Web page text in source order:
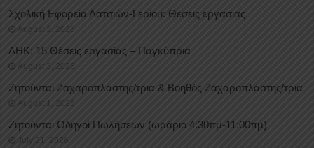
Σχολική Εφορεία Λατσιών-Γερίου: Θέσεις εργασίας
August 3, 2026
ΑΗΚ: 15 Θέσεις εργασίας – Παγκύπρια
August 3, 2026
Ζητούνται Ζαχαροπλάστης/τρια & Βοηθός Ζαχαροπλάστης/τρια
August 1, 2026
Ζητούνται Οδηγοί Πωλήσεων (ωράριο 4:30πμ-11:00πμ)
July 31, 2026